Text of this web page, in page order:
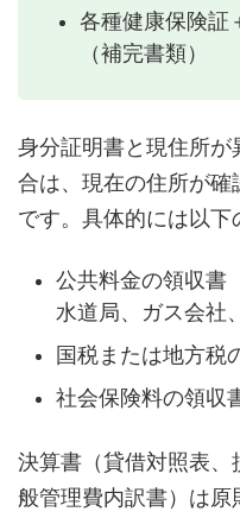
各種健康保険証
（補完書類）
身分証明書と現住所
合は、現在の住所が
です。具体的には以下
公共料金の領収書
水道局、ガス会社
国税または地方税
社会保険料の領収
決算書（貸借対照表
般管理費内訳書）は